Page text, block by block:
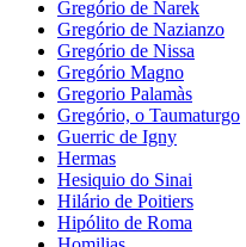
Gregório de Narek
Gregório de Nazianzo
Gregório de Nissa
Gregório Magno
Gregorio Palamàs
Gregório, o Taumaturgo
Guerric de Igny
Hermas
Hesiquio do Sinai
Hilário de Poitiers
Hipólito de Roma